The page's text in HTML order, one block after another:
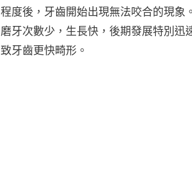
程度後，牙齒開始出現無法咬合的現象
磨牙次數少，生長快，後期發展特別迅
致牙齒更快畸形。